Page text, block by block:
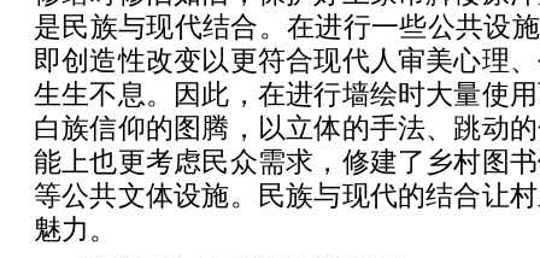
是民族与现代结合。在进行一些公共设
即创造性改变以更符合现代人审美心理
生生不息。因此，在进行墙绘时大量使
白族信仰的图腾，以立体的手法、跳动
能上也更考虑民众需求，修建了乡村图
等公共文体设施。民族与现代的结合让
魅力。